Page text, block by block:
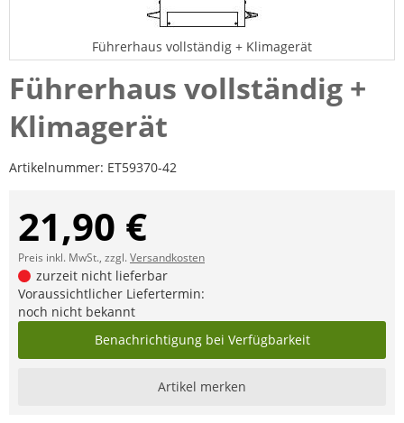
Führerhaus vollständig + Klimagerät
Führerhaus vollständig +
Klimagerät
Artikelnummer: ET59370-42
21,90 €
Preis inkl. MwSt., zzgl.Versandkosten
zurzeit nicht lieferbar
Voraussichtlicher Liefertermin:
noch nicht bekannt
Benachrichtigung bei Verfügbarkeit
Artikel merken